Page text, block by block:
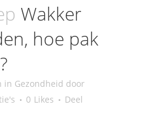
Wakker
hoe pak
in Gezondheid door
0 Likes Deel